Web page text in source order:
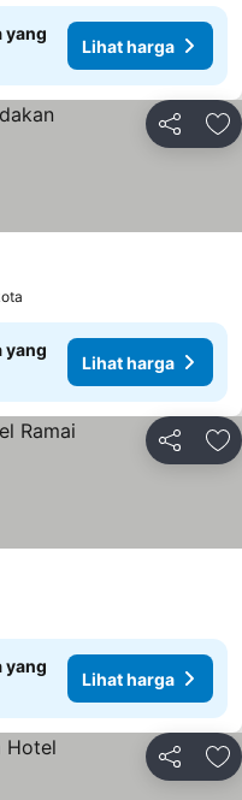
yang
Lihat harga
Bagikan
yang
Lihat harga
Bagikan
yang
Lihat harga
Bagikan